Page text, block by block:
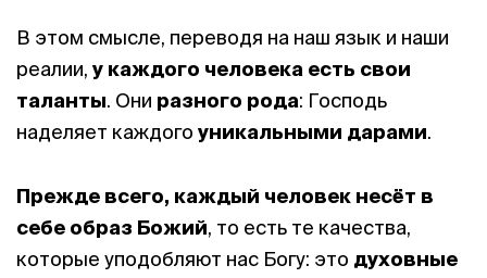
В этом смысле, переводя на наш язык и наши
реалии, у каждого человека есть свои
таланты. Они разного рода: Господь
наделяет каждого уникальными дарами.
Прежде всего, каждый человек несёт в
себе образ Божий, то есть те качества,
которые уподобляют нас Богу: это духовные